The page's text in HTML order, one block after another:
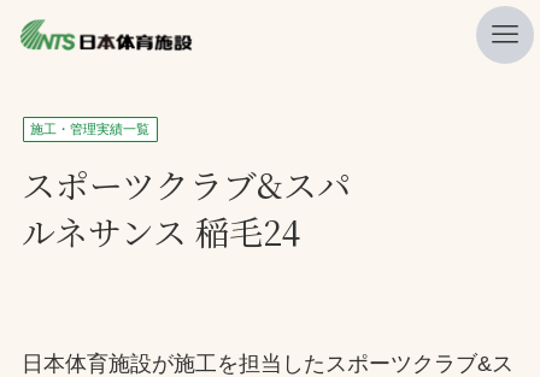
私たちの強み
ニュース
プレスリリース
施工・管理実績一覧
施工・管理実績一覧
スポーツクラブ&スパ
ルネサンス 稲毛24
日本体育施設が施工を担当したスポーツクラブ&ス